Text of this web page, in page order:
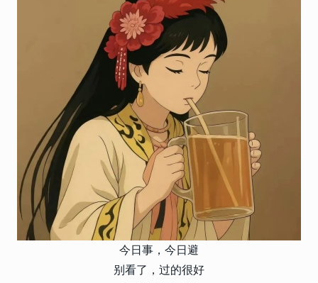
今日事，今日避
别看了，过的很好